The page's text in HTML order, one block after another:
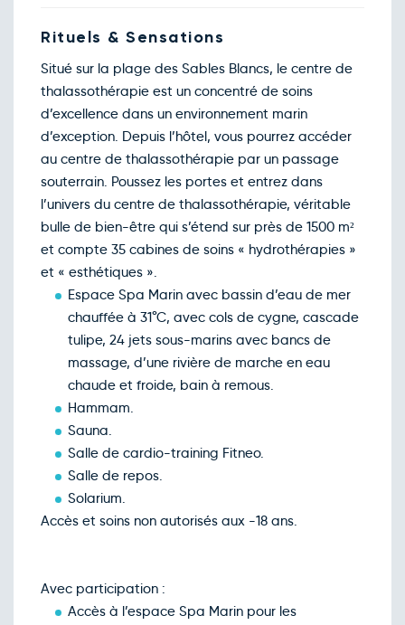
Rituels & Sensations
Situé sur la plage des Sables Blancs, le centre de
thalassothérapie est un concentré de soins
d’excellence dans un environnement marin
d’exception. Depuis l’hôtel, vous pourrez accéder
au centre de thalassothérapie par un passage
souterrain. Poussez les portes et entrez dans
l’univers du centre de thalassothérapie, véritable
bulle de bien-être qui s’étend sur près de 1500 m²
et compte 35 cabines de soins « hydrothérapies »
et « esthétiques ».
Espace Spa Marin avec bassin d’eau de mer
chauffée à 31°C, avec cols de cygne, cascade
tulipe, 24 jets sous-marins avec bancs de
massage, d’une rivière de marche en eau
chaude et froide, bain à remous.
Hammam.
Sauna.
Salle de cardio-training Fitneo.
Salle de repos.
Solarium.
Accès et soins non autorisés aux -18 ans.
Avec participation :
Accès à l’espace Spa Marin pour les